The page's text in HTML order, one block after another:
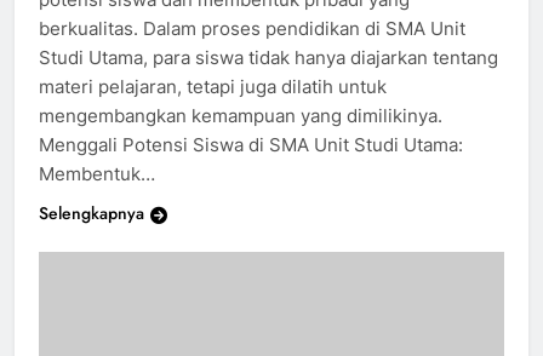
potensi siswa dan membentuk pribadi yang
berkualitas. Dalam proses pendidikan di SMA Unit
Studi Utama, para siswa tidak hanya diajarkan tentang
materi pelajaran, tetapi juga dilatih untuk
mengembangkan kemampuan yang dimilikinya.
Menggali Potensi Siswa di SMA Unit Studi Utama: